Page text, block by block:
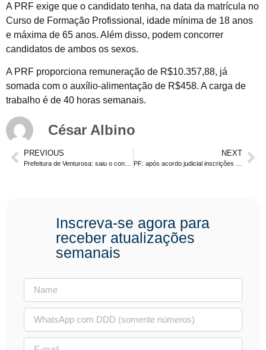
A PRF exige que o candidato tenha, na data da matrícula no
Curso de Formação Profissional, idade mínima de 18 anos
e máxima de 65 anos. Além disso, podem concorrer
candidatos de ambos os sexos.
A PRF proporciona remuneração de R$10.357,88, já
somada com o auxílio-alimentação de R$458. A carga de
trabalho é de 40 horas semanais.
César Albino
PREVIOUS NEXT
Inscreva-se agora para
receber atualizações
semanais